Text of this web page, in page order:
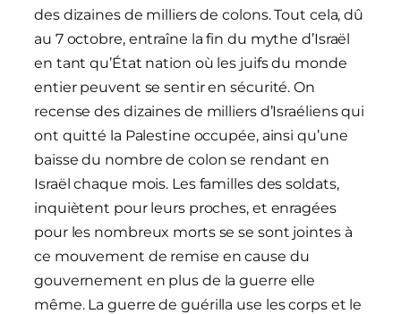
des dizaines de milliers de colons. Tout cela, dû
au 7 octobre, entraîne la fin du mythe d’Israël
en tant qu’État nation où les juifs du monde
entier peuvent se sentir en sécurité. On
recense des dizaines de milliers d’Israéliens qui
ont quitté la Palestine occupée, ainsi qu’une
baisse du nombre de colon se rendant en
Israël chaque mois. Les familles des soldats,
inquiètent pour leurs proches, et enragées
pour les nombreux morts se se sont jointes à
ce mouvement de remise en cause du
gouvernement en plus de la guerre elle
même. La guerre de guérilla use les corps et le